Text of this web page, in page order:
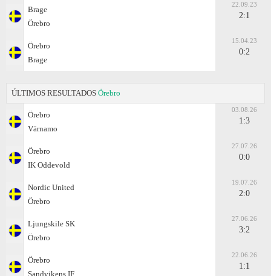
Brage
Örebro
22.09.23
2:1
Örebro
Brage
15.04.23
0:2
ÚLTIMOS RESULTADOS Örebro
Örebro
Värnamo
03.08.26
1:3
Örebro
IK Oddevold
27.07.26
0:0
Nordic United
Örebro
19.07.26
2:0
Ljungskile SK
Örebro
27.06.26
3:2
Örebro
Sandvikens IF
22.06.26
1:1